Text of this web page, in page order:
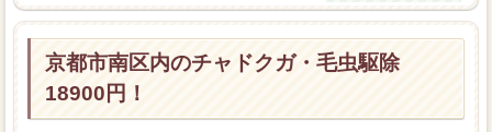
京都市南区内のチャドクガ・毛虫駆除
18900円！